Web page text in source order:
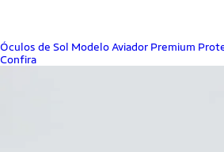
Óculos de Sol Modelo Aviador Premium
Confira